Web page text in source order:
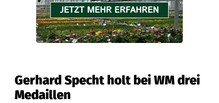
Gerhard Specht holt bei WM drei
Medaillen